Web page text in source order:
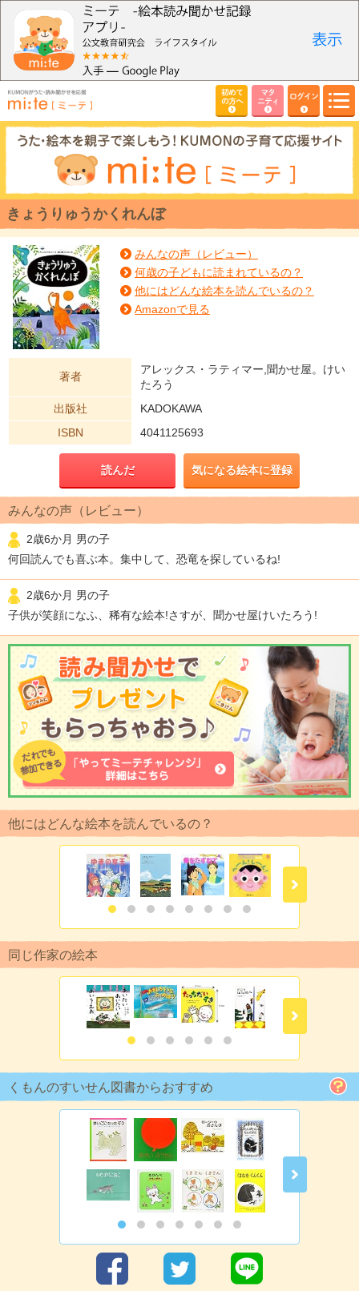
初めて
の方へ
マタ
ニティ
ログイン
きょうりゅうかくれんぼ
みんなの声（レビュー）
何歳の子どもに読まれているの？
他にはどんな絵本を読んでいるの？
Amazonで見る
著者
アレックス・ラティマー,聞かせ屋。けい
たろう
出版社
KADOKAWA
ISBN
4041125693
読んだ 気になる絵本に登録
みんなの声（レビュー）
2歳6か月 男の子
何回読んでも喜ぶ本。集中して、恐竜を探しているね!
2歳6か月 男の子
子供が笑顔になふ、稀有な絵本!さすが、聞かせ屋けいたろう!
他にはどんな絵本を読んでいるの？
同じ作家の絵本
くもんのすいせん図書からおすすめ